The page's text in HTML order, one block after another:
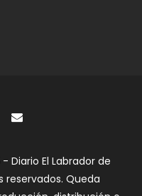
Diario El Labrador de
reservados. Queda